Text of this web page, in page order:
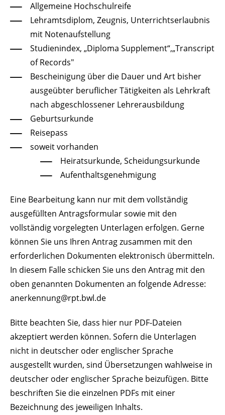
Allgemeine Hochschulreife
Lehramtsdiplom, Zeugnis, Unterrichtserlaubnis
mit Notenaufstellung
Studienindex, „Diploma Supplement“,„Transcript
of Records"
Bescheinigung über die Dauer und Art bisher
ausgeübter beruflicher Tätigkeiten als Lehrkraft
nach abgeschlossener Lehrerausbildung
Geburtsurkunde
Reisepass
soweit vorhanden
Heiratsurkunde, Scheidungsurkunde
Aufenthaltsgenehmigung
Eine Bearbeitung kann nur mit dem vollständig
ausgefüllten Antragsformular sowie mit den
vollständig vorgelegten Unterlagen erfolgen. Gerne
können Sie uns Ihren Antrag zusammen mit den
erforderlichen Dokumenten elektronisch übermitteln.
In diesem Falle schicken Sie uns den Antrag mit den
oben genannten Dokumenten an folgende Adresse:
anerkennung@rpt.bwl.de
Bitte beachten Sie, dass hier nur PDF-Dateien
akzeptiert werden können. Sofern die Unterlagen
nicht in deutscher oder englischer Sprache
ausgestellt wurden, sind Übersetzungen wahlweise in
deutscher oder englischer Sprache beizufügen. Bitte
beschriften Sie die einzelnen PDFs mit einer
Bezeichnung des jeweiligen Inhalts.